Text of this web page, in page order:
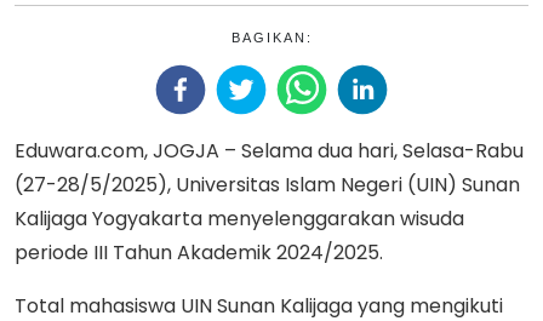
BAGIKAN:
Eduwara.com, JOGJA – Selama dua hari, Selasa-Rabu
(27-28/5/2025), Universitas Islam Negeri (UIN) Sunan
Kalijaga Yogyakarta menyelenggarakan wisuda
periode III Tahun Akademik 2024/2025.
Total mahasiswa UIN Sunan Kalijaga yang mengikuti